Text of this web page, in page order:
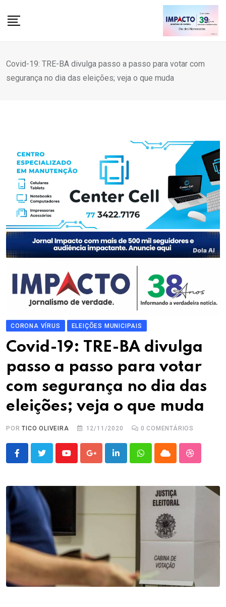
Covid-19: TRE-BA divulga passo a passo para votar com
segurança no dia das eleições; veja o que muda
CORONA VÍRUS ELEIÇÕES MUNICIPAIS
Covid-19: TRE-BA divulga
passo a passo para votar
com segurança no dia das
eleições; veja o que muda
PORTICO OLIVEIRA 12/11/2020 0 COMENTÁRIOS
YoutubeGoogle+LinkedInWhatsappCloud